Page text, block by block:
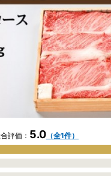
評価： 5.0 （全1件）